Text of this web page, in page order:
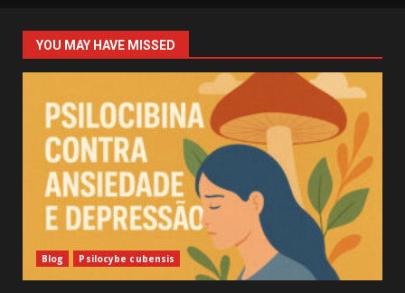
YOU MAY HAVE MISSED
Blog Psilocybe cubensis